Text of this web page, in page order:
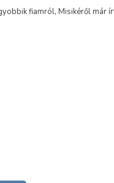
fiamról, Misikéről